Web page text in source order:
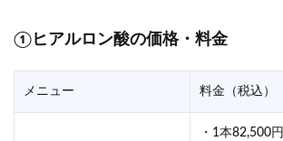
①ヒアルロン酸の価格・料金
メニュー 料金（税込）
・1本82,500円